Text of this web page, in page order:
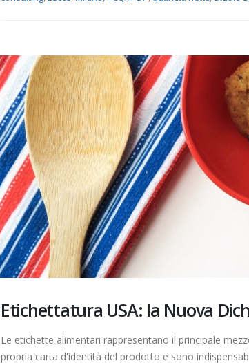
Etichettatura USA: la Nuova
Le etichette alimentari rappresentano il principale
propria carta d'identità del prodotto e sono
la
riduce i
19 Novembre 2023
alimenti: il
abroga il Reg. CE n.
23 Maggio 2023
Uova: